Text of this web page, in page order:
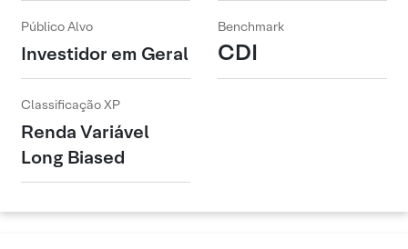
Público Alvo
Investidor em Geral
Benchmark
CDI
Classificação XP
Renda Variável
Long Biased